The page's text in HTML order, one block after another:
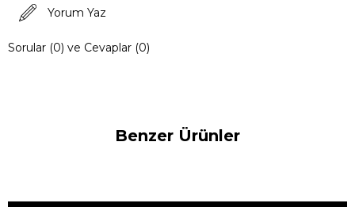
Yorum Yaz
Sorular (0) ve Cevaplar (0)
Benzer Ürünler